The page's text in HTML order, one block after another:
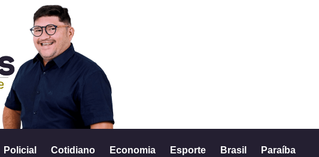
Policial Cotidiano Economia Esporte Brasil Paraíba